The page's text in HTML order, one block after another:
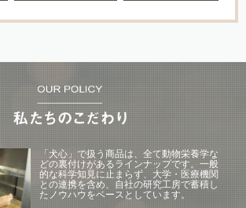
「犬心」で扱う商品は、全て動物栄養学な
どの裏付けがあるラインナップです。一般
的な科学知見に止まらず、大学・医療機関
との連携を含め、自社の研究工房で蓄積し
たノウハウをベースとしています。